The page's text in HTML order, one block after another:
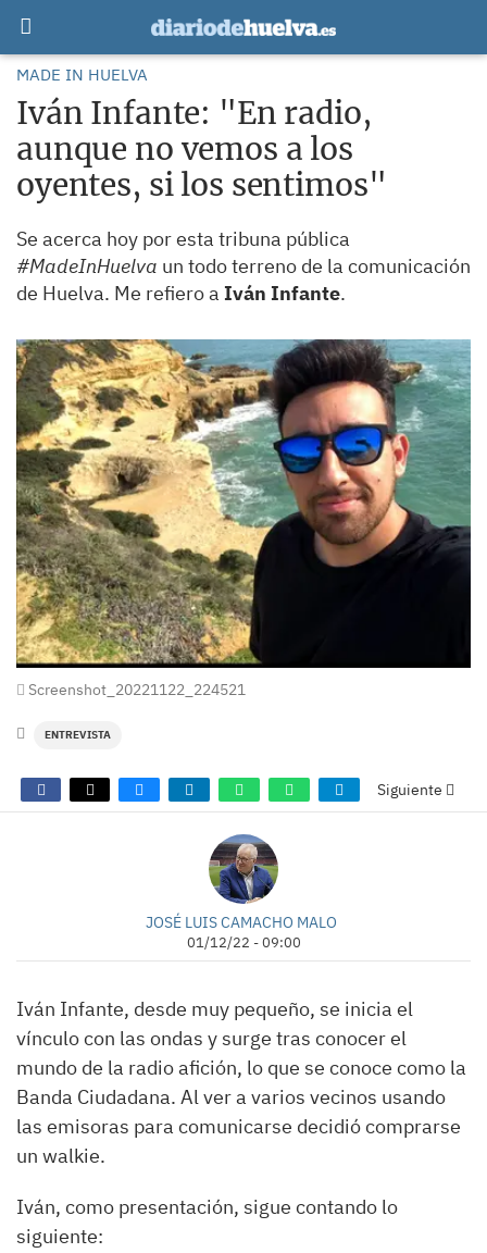
MADE IN HUELVA
Iván Infante: "En radio,
aunque no vemos a los
oyentes, si los sentimos"
Se acerca hoy por esta tribuna pública
#MadeInHuelva un todo terreno de la comunicación
de Huelva. Me refiero a Iván Infante.
Screenshot_20221122_224521
ENTREVISTA
Siguiente
JOSÉ LUIS CAMACHO MALO
01/12/22 - 09:00
Iván Infante, desde muy pequeño, se inicia el
vínculo con las ondas y surge tras conocer el
mundo de la radio afición, lo que se conoce como la
Banda Ciudadana. Al ver a varios vecinos usando
las emisoras para comunicarse decidió comprarse
un walkie.
Iván, como presentación, sigue contando lo
siguiente: